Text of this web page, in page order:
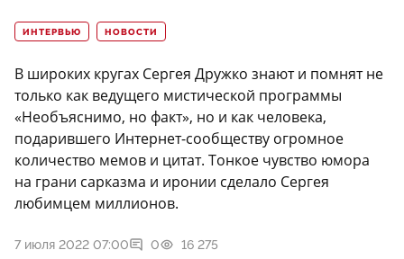
ИНТЕРВЬЮ НОВОСТИ
В широких кругах Сергея Дружко знают и помнят не
только как ведущего мистической программы
«Необъяснимо, но факт», но и как человека,
подарившего Интернет-сообществу огромное
количество мемов и цитат. Тонкое чувство юмора
на грани сарказма и иронии сделало Сергея
любимцем миллионов.
7 июля 2022 07:00 0 16 275